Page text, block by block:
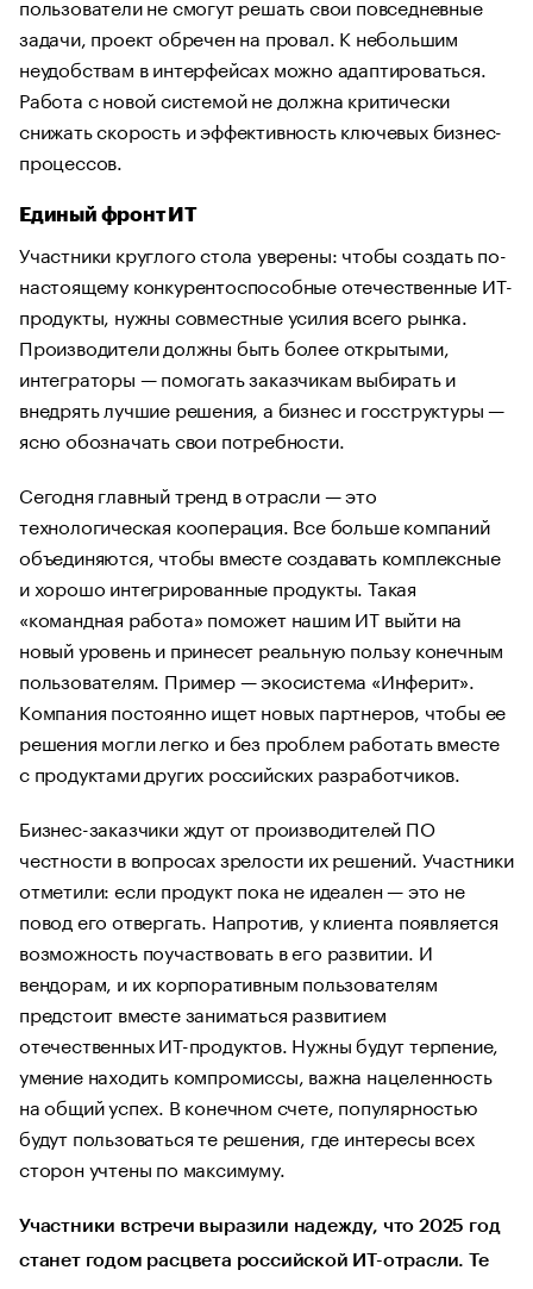
задачи, проект обречен на провал. К небольшим
неудобствам в интерфейсах можно адаптироваться.
Работа с новой системой не должна критически
снижать скорость и эффективность ключевых бизнес-
процессов.
Единый фронт ИТ
Участники круглого стола уверены: чтобы создать по-
настоящему конкурентоспособные отечественные ИТ-
продукты, нужны совместные усилия всего рынка.
Производители должны быть более открытыми,
интеграторы — помогать заказчикам выбирать и
внедрять лучшие решения, а бизнес и госструктуры —
ясно обозначать свои потребности.
Сегодня главный тренд в отрасли — это
технологическая кооперация. Все больше компаний
объединяются, чтобы вместе создавать комплексные
и хорошо интегрированные продукты. Такая
«командная работа» поможет нашим ИТ выйти на
новый уровень и принесет реальную пользу конечным
пользователям. Пример — экосистема «Инферит».
Компания постоянно ищет новых партнеров, чтобы ее
решения могли легко и без проблем работать вместе
с продуктами других российских разработчиков.
Бизнес-заказчики ждут от производителей ПО
честности в вопросах зрелости их решений. Участники
отметили: если продукт пока не идеален — это не
повод его отвергать. Напротив, у клиента появляется
возможность поучаствовать в его развитии. И
вендорам, и их корпоративным пользователям
предстоит вместе заниматься развитием
отечественных ИТ-продуктов. Нужны будут терпение,
умение находить компромиссы, важна нацеленность
на общий успех. В конечном счете, популярностью
будут пользоваться те решения, где интересы всех
сторон учтены по максимуму.
Участники встречи выразили надежду, что 2025 год
станет годом расцвета российской ИТ-отрасли. Те